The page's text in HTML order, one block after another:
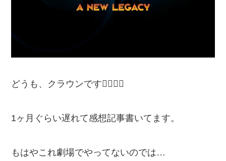
どうも、クラウンです🙋‍♂️🙋‍♂️
1ヶ月ぐらい遅れて感想記事書いてます。
もはやこれ劇場でやってないのでは…